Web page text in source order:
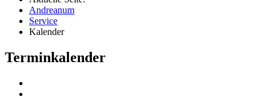
Andreanum
Service
Kalender
Terminkalender